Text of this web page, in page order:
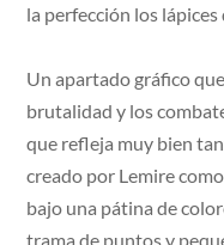
la perfección los lápices
Un apartado gráfico
brutalidad y los
que refleja muy bien
creado por Lemire
bajo una pátina de
trama de puntos y